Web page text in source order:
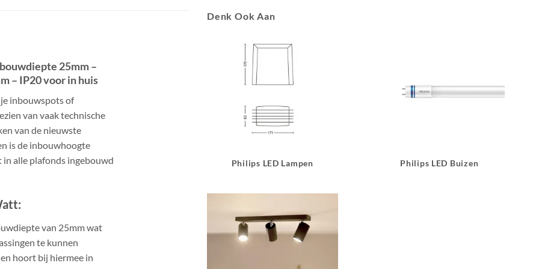
25mm –
– IP20 voor in huis
inbouwspots of
van vaak technische
van de nieuwste
is de inbouwhoogte
in alle plafonds ingebouwd
van 25mm wat
te kunnen
hoort bij hiermee in
Denk Ook Aan
Philips LED Lampen Philips LED Buizen